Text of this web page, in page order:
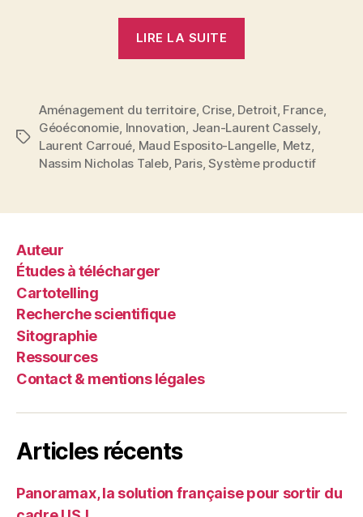
LIRE LA SUITE
l’artisan »
Étiquettes
Aménagement du territoire, Crise, Detroit, France,
Géoéconomie, Innovation, Jean-Laurent Cassely,
Laurent Carroué, Maud Esposito-Langelle, Metz,
Nassim Nicholas Taleb, Paris,Système productif
Auteur
Études à télécharger
Cartotelling
Recherche scientifique
Sitographie
Ressources
Contact & mentions légales
Articles récents
Panoramax, la solution française pour sortir du